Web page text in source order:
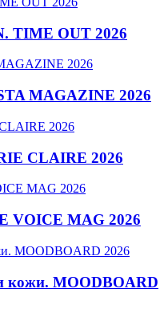
TIME OUT 2026
MAGAZINE 2026
CLAIRE 2026
VOICE MAG 2026
MOODBOARD